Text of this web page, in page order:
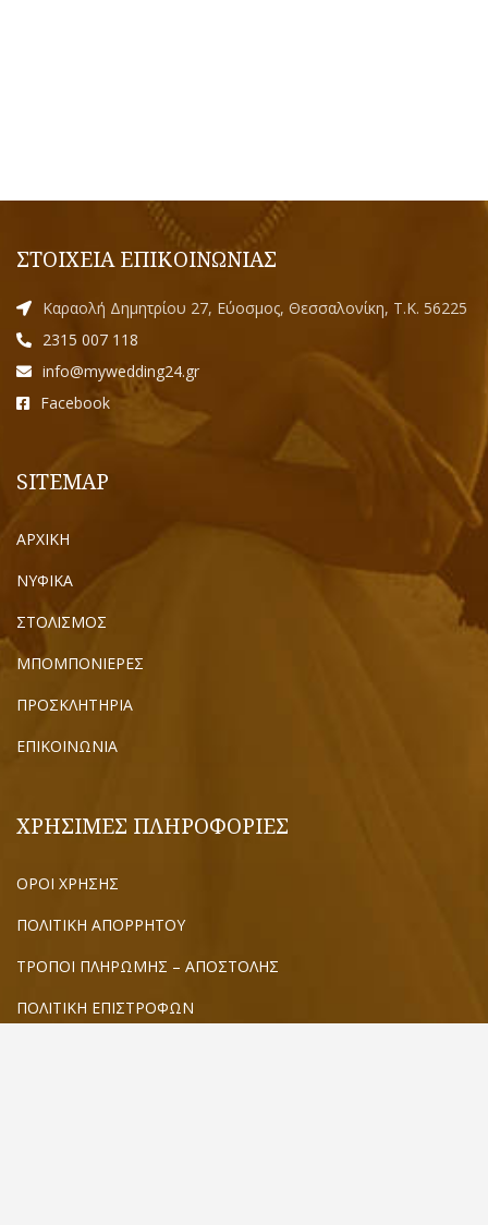
ΣΤΟΙΧΕΙΑ ΕΠΙΚΟΙΝΩΝΙΑΣ
Καραολή Δημητρίου 27, Εύοσμος, Θεσσαλονίκη, Τ.Κ. 56225
2315 007 118
info@mywedding24.gr
Facebook
SITEMAP
ΑΡΧΙΚΗ
ΝΥΦΙΚΑ
ΣΤΟΛΙΣΜΟΣ
ΜΠΟΜΠΟΝΙΕΡΕΣ
ΠΡΟΣΚΛΗΤΗΡΙΑ
ΕΠΙΚΟΙΝΩΝΙΑ
ΧΡΗΣΙΜΕΣ ΠΛΗΡΟΦΟΡΙΕΣ
ΟΡΟΙ ΧΡΗΣΗΣ
ΠΟΛΙΤΙΚΗ ΑΠΟΡΡΗΤΟΥ
ΤΡΟΠΟΙ ΠΛΗΡΩΜΗΣ – ΑΠΟΣΤΟΛΗΣ
ΠΟΛΙΤΙΚΗ ΕΠΙΣΤΡΟΦΩΝ